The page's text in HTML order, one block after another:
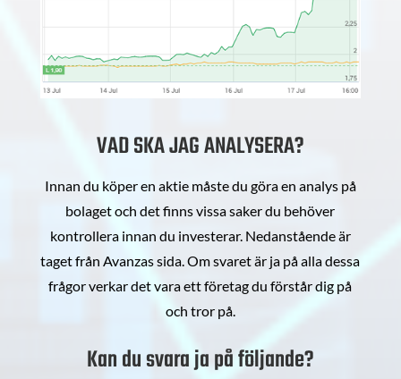
VAD SKA JAG ANALYSERA?
Innan du köper en aktie måste du göra en analys på
bolaget och det finns vissa saker du behöver
kontrollera innan du investerar. Nedanstående är
taget från Avanzas sida. Om svaret är ja på alla dessa
frågor verkar det vara ett företag du förstår dig på
och tror på.
Kan du svara ja på följande?